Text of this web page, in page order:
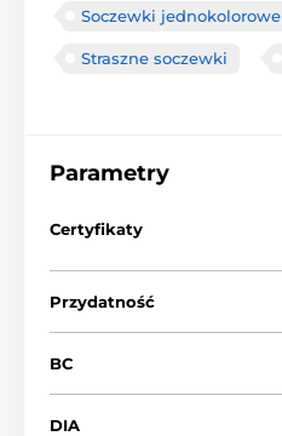
Soczewki jednokolorowe
Straszne soczewki
Parametry
Certyfikaty
Przydatność
BC
DIA